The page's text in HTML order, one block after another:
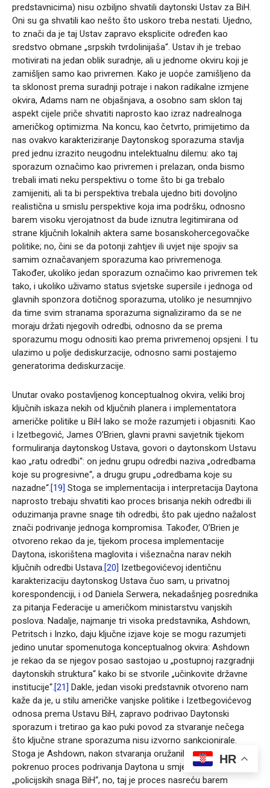
predstavnicima) nisu ozbiljno shvatili daytonski Ustav za BiH.
Oni su ga shvatili kao nešto što uskoro treba nestati. Ujedno,
to znači da je taj Ustav zapravo eksplicite određen kao
sredstvo obmane „srpskih tvrdolinijaša“. Ustav ih je trebao
motivirati na jedan oblik suradnje, ali u jednome okviru koji je
zamišljen samo kao privremen. Kako je uopće zamišljeno da
ta sklonost prema suradnji potraje i nakon radikalne izmjene
okvira, Adams nam ne objašnjava, a osobno sam sklon taj
aspekt cijele priče shvatiti naprosto kao izraz nadrealnoga
američkog optimizma. Na koncu, kao četvrto, primijetimo da
nas ovakvo karakteriziranje Daytonskog sporazuma stavlja
pred jednu izrazito neugodnu intelektualnu dilemu: ako taj
sporazum označimo kao privremen i prelazan, onda bismo
trebali imati neku perspektivu o tome što bi ga trebalo
zamijeniti, ali ta bi perspektiva trebala ujedno biti dovoljno
realistična u smislu perspektive koja ima podršku, odnosno
barem visoku vjerojatnost da bude iznutra legitimirana od
strane ključnih lokalnih aktera same bosanskohercegovačke
politike; no, čini se da potonji zahtjev ili uvjet nije spojiv sa
samim označavanjem sporazuma kao privremenoga.
Također, ukoliko jedan sporazum označimo kao privremen tek
tako, i ukoliko uživamo status svjetske supersile i jednoga od
glavnih sponzora dotičnog sporazuma, utoliko je nesumnjivo
da time svim stranama sporazuma signaliziramo da se ne
moraju držati njegovih odredbi, odnosno da se prema
sporazumu mogu odnositi kao prema privremenoj opsjeni. I tu
ulazimo u polje dediskurzacije, odnosno sami postajemo
generatorima dediskurzacije.
Unutar ovako postavljenog konceptualnog okvira, veliki broj
ključnih iskaza nekih od ključnih planera i implementatora
američke politike u BiH lako se može razumjeti i objasniti. Kao
i Izetbegović, James O’Brien, glavni pravni savjetnik tijekom
formuliranja daytonskog Ustava, govori o daytonskom Ustavu
kao „ratu odredbi“: on jednu grupu odredbi naziva „odredbama
koje su progresivne“, a drugu grupu „odredbama koje su
nazadne“.[19] Stoga se implementacija i interpretacija Daytona
naprosto trebaju shvatiti kao proces brisanja nekih odredbi ili
oduzimanja pravne snage tih odredbi, što pak ujedno nažalost
znači podrivanje jednoga kompromisa. Također, O’Brien je
otvoreno rekao da je, tijekom procesa implementacije
Daytona, iskorištena maglovita i višeznačna narav nekih
ključnih odredbi Ustava.[20] Izetbegovićevoj identičnu
karakterizaciju daytonskog Ustava čuo sam, u privatnoj
korespondenciji, i od Daniela Serwera, nekadašnjeg posrednika
za pitanja Federacije u američkom ministarstvu vanjskih
poslova. Nadalje, najmanje tri visoka predstavnika, Ashdown,
Petritsch i Inzko, daju ključne izjave koje se mogu razumjeti
jedino unutar spomenutoga konceptualnog okvira: Ashdown
je rekao da se njegov posao sastojao u „postupnoj razgradnji
daytonskih struktura“ kako bi se stvorile „učinkovite državne
institucije“.[21] Dakle, jedan visoki predstavnik otvoreno nam
kaže da je, u stilu američke vanjske politike i Izetbegovićevog
odnosa prema Ustavu BiH, zapravo podrivao Daytonski
sporazum i tretirao ga kao puki povod za stvaranje nečega
što ključne strane sporazuma nisu izvorno sankcionirale.
Stoga je Ashdown, nakon stvaranja oružanih snaga BiH,
pokrenuo proces podrivanja Daytona u smjeru stvaranja
„policijskih snaga BiH“, no, taj je proces nasreću barem
HR